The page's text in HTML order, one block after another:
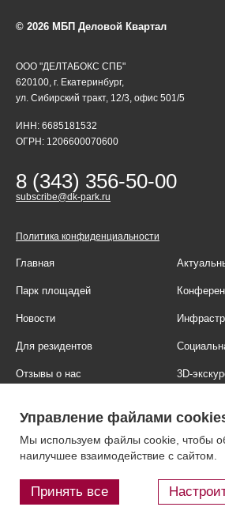
© 2026 МБП Деловой Квартал
ООО "ДЕЛТАБОКС СПБ"
620100, г. Екатеринбург,
ул. Сибирский тракт, 12/3, офис 501/5
ИНН: 6685181532
ОГРН: 1206600070600
8 (343) 356-50-00
subscribe@dk-park.ru
Политика конфиденциальности
Главная
Парк площадей
Новости
Для резидентов
Отзывы о нас 3D-
Контакты
Управление файлами
Мы используем файлы cookie, чтобы
наилучшее взаимодействие с сайтом.
Принять все